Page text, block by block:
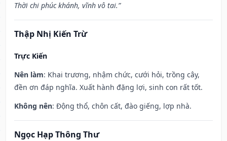
Thời chi phúc khánh, vĩnh vô tai.”
Thập Nhị Kiến Trừ
Trực Kiến
Nên làm: Khai trương, nhậm chức, cưới hỏi, trồng cây,
đền ơn đáp nghĩa. Xuất hành đặng lợi, sinh con rất tốt.
Không nên: Động thổ, chôn cất, đào giếng, lợp nhà.
Ngọc Hạp Thông Thư